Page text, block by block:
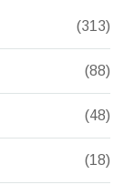
(313)
(88)
(48)
(18)